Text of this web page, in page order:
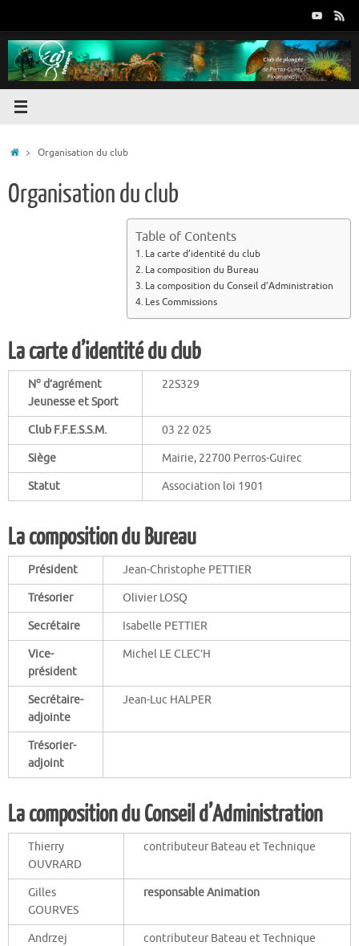
contenu
Accueil
Organisation du club
Organisation du club
Table of Contents
La carte d’identité du club
La composition du Bureau
La composition du Conseil d’Administration
Les Commissions
La carte d’identité du club
No d’agrément
Jeunesse et Sport
22S329
Club F.F.E.S.S.M. 03 22 025
Siège Mairie, 22700 Perros-Guirec
Statut Association loi 1901
La composition du Bureau
Président Jean-Christophe PETTIER
Trésorier Olivier LOSQ
Secrétaire Isabelle PETTIER
Vice-
président
Michel LE CLEC’H
Secrétaire-
adjointe
Jean-Luc HALPER
Trésorier-
adjoint
La composition du Conseil d’Administration
Thierry
OUVRARD
contributeur Bateau et Technique
Gilles
GOURVES
responsableAnimation
Andrzej
contributeur Bateau et Technique